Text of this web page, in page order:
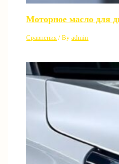
Моторное масло для
Сравнения / Byadmin